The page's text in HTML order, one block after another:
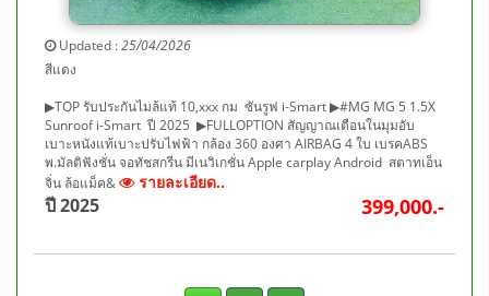
Updated :25/04/2026
สีแดง
▶TOP รับประกันไมล้แท้ 10,xxx กม ซันรูฟ i-Smart ▶#MG MG 5 1.5X
Sunroof i-Smart ปี 2025 ▶FULLOPTION สัญญาณเตือนในมุมอับ
เบาะหนังแท้เบาะปรับไฟฟ้า กล้อง 360 องศา AIRBAG 4 ใบ เบรคABS
พ.มัลติฟังชั่น จอทัชสกรีน มีเนวิเกชั่น Apple carplay Android สตาทเอ็น
จิ่น ล้อแม็ค&
รายละเอียด..
ปี 2025 399,000.-